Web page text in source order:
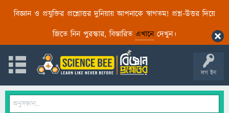
বিজ্ঞান ও প্রযুক্তির প্রশ্নোত্তর দুনিয়ায় আপনাকে স্বাগতম! প্রশ্ন-উত্তর দিয়ে
জিতে নিন পুরস্কার, বিস্তারিত এখানেদেখুন।
লগ ইন